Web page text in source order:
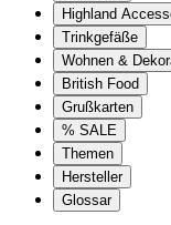
Highland
Trinkgefäße
Wohnen &
British Food
Grußkarten
% SALE
Themen
Hersteller
Glossar